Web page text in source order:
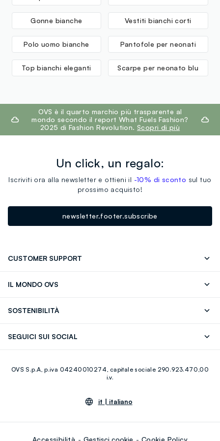
Gonne bianche Vestiti bianchi corti
Polo uomo bianche Pantofole per neonati
Top bianchi eleganti Scarpe per neonato blu
footer.ariatitleOVS è il quarto marchio più trasparente al
mondo secondo il report What Fuels Fashion?
2025 di Fashion Revolution. Scopri di più
Un click, un regalo:
Iscriviti ora alla newsletter e ottieni il -10% di sconto sul tuo
prossimo acquisto!
newsletter.footer.subscribe
CUSTOMER SUPPORT
IL MONDO OVS
Giftcard
SOSTENIBILITÀ
SEGUICI SUI SOCIAL
Youtube Linkedin
OVS S.p.A, p.iva 04240010274, capitale sociale 290.923.470,00
i.v.
it | italiano
Accessibilità Gestisci cookie Cookie Policy